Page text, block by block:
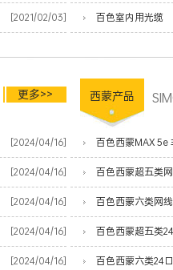
[2021/02/03] 百色室内用光缆
更多>>
[2024/04/16]
[2024/04/16]
[2024/04/16]
[2024/04/16]
[2024/04/16]
西蒙产品
百色西蒙MAX 5e
百色西蒙超五类
百色西蒙六类网线
百色西蒙超五类
百色西蒙六类24